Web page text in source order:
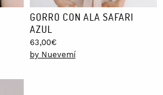
GORRO CON ALA SAFARI
AZUL
63,00€
by Nuevemí